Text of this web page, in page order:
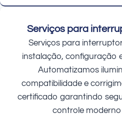
Serviços para
Serviços para
instalação, configuração
Automatizamos
compatibilidade e
certificado garantindo
controle